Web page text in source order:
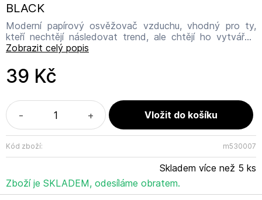
BLACK
Moderní papírový osvěžovač vzduchu, vhodný pro ty,
kteří nechtějí následovat trend, ale chtějí ho vytvářet,
protože vědí, že skutečný styl je souhrnem denního
a vůni francouzského parfému. Doporučujeme
kombinovat se sprejem ze stejné kolekce. Název
Metalowców 6, 62-800 Kalisz Kontakt: info@mtm.eu
Zobrazit celý popis
39 Kč
- +
Kód zboží: m530007
Skladem více než 5 ks
Zboží je SKLADEM, odesíláme obratem.